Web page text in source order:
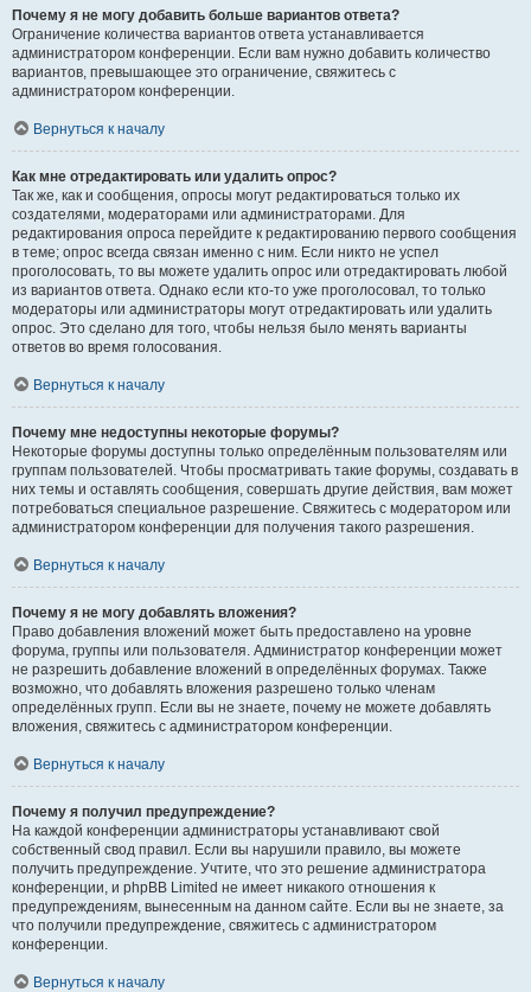
Почему я не могу добавить больше вариантов ответа?
Ограничение количества вариантов ответа устанавливается
администратором конференции. Если вам нужно добавить количество
вариантов, превышающее это ограничение, свяжитесь с
администратором конференции.
Вернуться к началу
Как мне отредактировать или удалить опрос?
Так же, как и сообщения, опросы могут редактироваться только их
создателями, модераторами или администраторами. Для
редактирования опроса перейдите к редактированию первого сообщения
в теме; опрос всегда связан именно с ним. Если никто не успел
проголосовать, то вы можете удалить опрос или отредактировать любой
из вариантов ответа. Однако если кто-то уже проголосовал, то только
модераторы или администраторы могут отредактировать или удалить
опрос. Это сделано для того, чтобы нельзя было менять варианты
ответов во время голосования.
Вернуться к началу
Почему мне недоступны некоторые форумы?
Некоторые форумы доступны только определённым пользователям или
группам пользователей. Чтобы просматривать такие форумы, создавать в
них темы и оставлять сообщения, совершать другие действия, вам может
потребоваться специальное разрешение. Свяжитесь с модератором или
администратором конференции для получения такого разрешения.
Вернуться к началу
Почему я не могу добавлять вложения?
Право добавления вложений может быть предоставлено на уровне
форума, группы или пользователя. Администратор конференции может
не разрешить добавление вложений в определённых форумах. Также
возможно, что добавлять вложения разрешено только членам
определённых групп. Если вы не знаете, почему не можете добавлять
вложения, свяжитесь с администратором конференции.
Вернуться к началу
Почему я получил предупреждение?
На каждой конференции администраторы устанавливают свой
собственный свод правил. Если вы нарушили правило, вы можете
получить предупреждение. Учтите, что это решение администратора
конференции, и phpBB Limited не имеет никакого отношения к
предупреждениям, вынесенным на данном сайте. Если вы не знаете, за
что получили предупреждение, свяжитесь с администратором
конференции.
Вернуться к началу